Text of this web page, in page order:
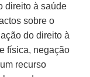
direito à saúde
sobre o
do direito à
física, negação
recurso